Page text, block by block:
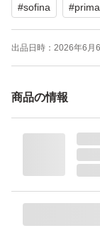
廃番品
製造終了品のお
本製品の生産は
#sofina #
出品日時： 2026年6月
商品の情報